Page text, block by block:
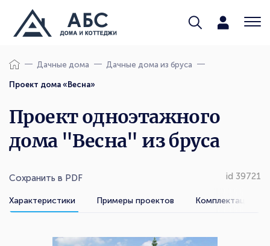
Дачные дома Дачные дома из бруса
Проект дома «Весна»
Проект одноэтажного
дома "Весна" из бруса
Сохранить в PDF id 39721
Характеристики Примеры проектов Комплектации